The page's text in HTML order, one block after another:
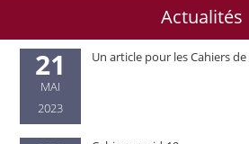
Actualités
21
MAI
2023
Un article pour les Cahiers